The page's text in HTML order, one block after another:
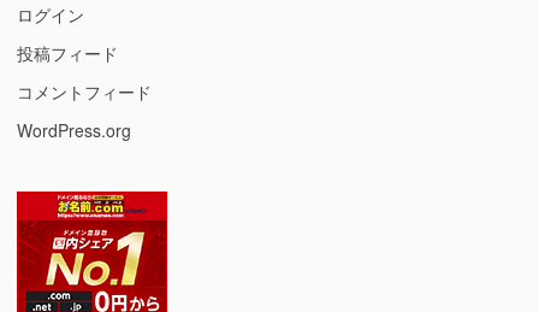
ログイン
投稿フィード
コメントフィード
WordPress.org